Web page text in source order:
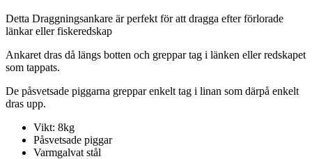
Detta Draggningsankare är perfekt för att dragga efter förlorade
länkar eller fiskeredskap
Ankaret dras då längs botten och greppar tag i länken eller redskapet
som tappats.
De påsvetsade piggarna greppar enkelt tag i linan som därpå enkelt
dras upp.
Vikt: 8kg
Påsvetsade piggar
Varmgalvat stål